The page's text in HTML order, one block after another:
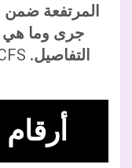
المرتفعة ضمن
جرى وما هي
التفاصيل.